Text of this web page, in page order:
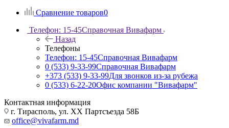
Сравнение товаров0
Телефон: 15-45Справочная Вивафарм
Назад
Телефоны
Телефон: 15-45Справочная Вивафарм
0 (533) 9-33-99Справочная Вивафарм
+373 (533) 9-33-99Для звонков из-за рубежа
0 (533) 6-22-20Офис компании "Вивафарм"
Контактная информация
г. Тирасполь, ул. ХХ Партсъезда 58Б
office@vivafarm.md